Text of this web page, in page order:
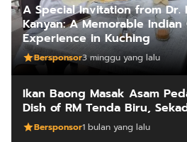
A Special Invitation from Dr.
Kanyan: A Memorable
Experience in Kuching
Bersponsor3 minggu yang lalu
Ikan Baong Masak Asam
Dish of RM Tenda Biru,
Bersponsor1 bulan yang lalu